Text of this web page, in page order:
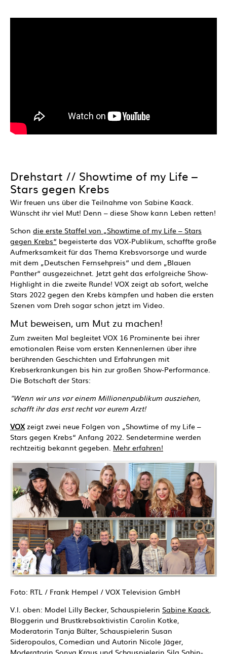
Drehstart // Showtime of my Life –
Stars gegen Krebs
Wir freuen uns über die Teilnahme von Sabine Kaack.
Wünscht ihr viel Mut! Denn – diese Show kann Leben retten!
Schon die erste Staffel von „Showtime of my Life – Stars
gegen Krebs“ begeisterte das VOX-Publikum, schaffte große
Aufmerksamkeit für das Thema Krebsvorsorge und wurde
mit dem „Deutschen Fernsehpreis“ und dem „Blauen
Panther“ ausgezeichnet. Jetzt geht das erfolgreiche Show-
Highlight in die zweite Runde! VOX zeigt ab sofort, welche
Stars 2022 gegen den Krebs kämpfen und haben die ersten
Szenen vom Dreh sogar schon jetzt im Video.
Mut beweisen, um Mut zu machen!
Zum zweiten Mal begleitet VOX 16 Prominente bei ihrer
emotionalen Reise vom ersten Kennenlernen über ihre
berührenden Geschichten und Erfahrungen mit
Krebserkrankungen bis hin zur großen Show-Performance.
Die Botschaft der Stars:
"Wenn wir uns vor einem Millionenpublikum ausziehen,
schafft ihr das erst recht vor eurem Arzt!
VOXzeigt zwei neue Folgen von „Showtime of my Life –
Stars gegen Krebs“ Anfang 2022. Sendetermine werden
rechtzeitig bekannt gegeben. Mehr erfahren!
Foto: RTL / Frank Hempel / VOX Television GmbH
V.l. oben: Model Lilly Becker, Schauspielerin Sabine Kaack
Bloggerin und Brustkrebsaktivistin Carolin Kotke,
Moderatorin Tanja Bülter, Schauspielerin Susan
Sideropoulos, Comedian und Autorin Nicole Jäger,
Moderatorin Sonya Kraus und Schauspielerin Sila Sahin-